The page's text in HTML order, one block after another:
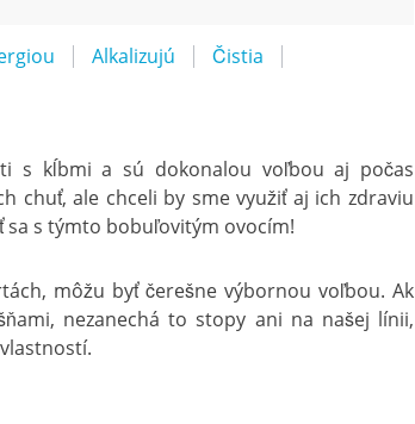
Alkalizujú
Čistia
s kĺbmi a sú dokonalou voľbou aj počas
chuť, ale chceli by sme využiť aj ich zdraviu
sa s týmto bobuľovitým ovocím!
môžu byť čerešne výbornou voľbou. Ak
nezanechá to stopy ani na našej línii,